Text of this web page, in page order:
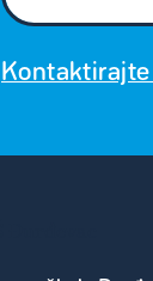
Kontaktirajte